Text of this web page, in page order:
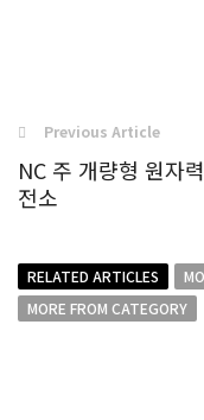
Previous Article
NC 주 개량형 원자
전소
RELATED ARTICLES
MORE FROM CATEGORY